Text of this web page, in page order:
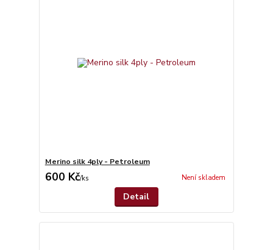
Merino silk 4ply - Petroleum
600 Kč/ks Není skladem
Detail